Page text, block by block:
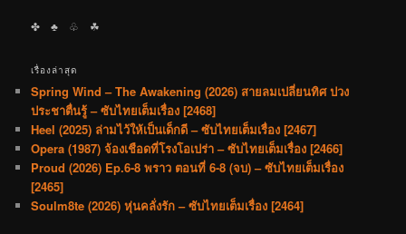
✤ ♣︎ ♧ ☘︎
เรื่องล่าสุด
Spring Wind – The Awakening (2026) สายลมเปลี่ยนทิศ ปวง
ประชาตื่นรู้ – ซับไทยเต็มเรื่อง [2468]
Heel (2025) ล่ามไว้ให้เป็นเด็กดี – ซับไทยเต็มเรื่อง [2467]
Opera (1987) จ้องเชือดที่โรงโอเปร่า – ซับไทยเต็มเรื่อง [2466]
Proud (2026) Ep.6-8 พราว ตอนที่ 6-8 (จบ) – ซับไทยเต็มเรื่อง
[2465]
Soulm8te (2026) หุ่นคลั่งรัก – ซับไทยเต็มเรื่อง [2464]